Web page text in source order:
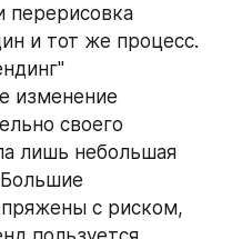
перерисовка
и тот же процесс.
изменение
своего
лишь небольшая
с риском,